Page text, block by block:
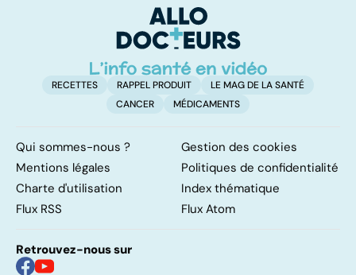
RECETTES RAPPEL PRODUIT
LE MAG DE LA SANTÉ
CANCER
MÉDICAMENTS
Qui sommes-nous ?
Gestion des cookies
Mentions légales
Politiques de confidentialité
Charte d'utilisation
Index thématique
Flux RSS
Flux Atom
Retrouvez-nous sur